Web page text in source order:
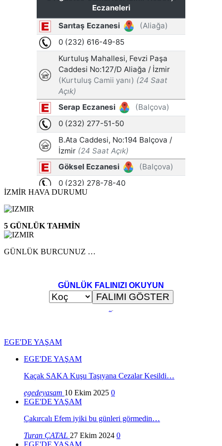
İZMİR HAVA DURUMU
5 GÜNLÜK TAHMİN
GÜNLÜK BURCUNUZ …
GÜNLÜK FALINIZI OKUYUN
...
EGE'DE YAŞAM
EGE'DE YAŞAM
Kaçak SAKA Kuşu Taşıyana Cezalar Kesildi…
egedeyasam 10 Ekim 2025 0
EGE'DE YAŞAM
Çakırcalı Efem iyiki bu günleri görmedin…
Turan ÇATAL 27 Ekim 2024 0